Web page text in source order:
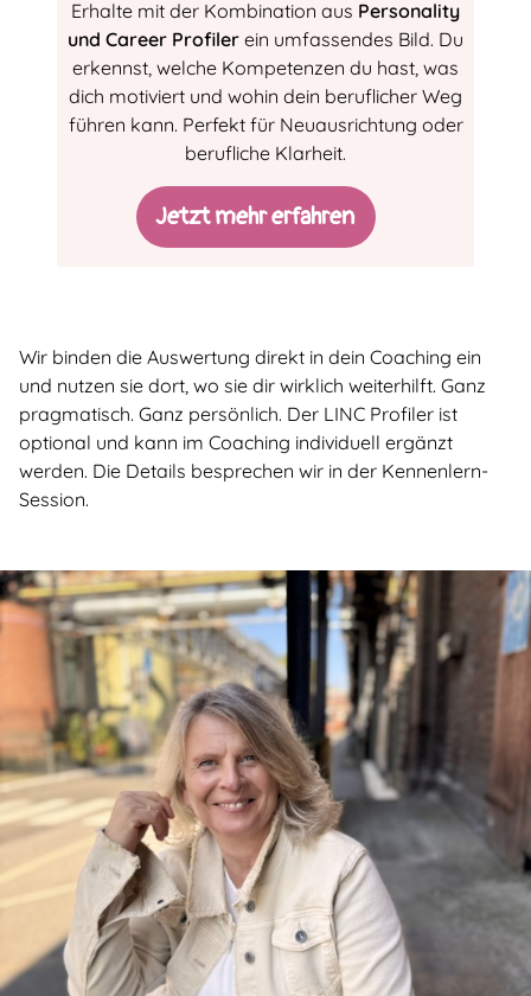
Erhalte mit der Kombination aus Personality
und Career Profiler ein umfassendes Bild. Du
erkennst, welche Kompetenzen du hast, was
dich motiviert und wohin dein beruflicher Weg
führen kann. Perfekt für Neuausrichtung oder
berufliche Klarheit.
Jetzt mehr erfahren
Wir binden die Auswertung direkt in dein Coaching ein
und nutzen sie dort, wo sie dir wirklich weiterhilft. Ganz
pragmatisch. Ganz persönlich. Der LINC Profiler ist
optional und kann im Coaching individuell ergänzt
werden. Die Details besprechen wir in der Kennenlern-
Session.